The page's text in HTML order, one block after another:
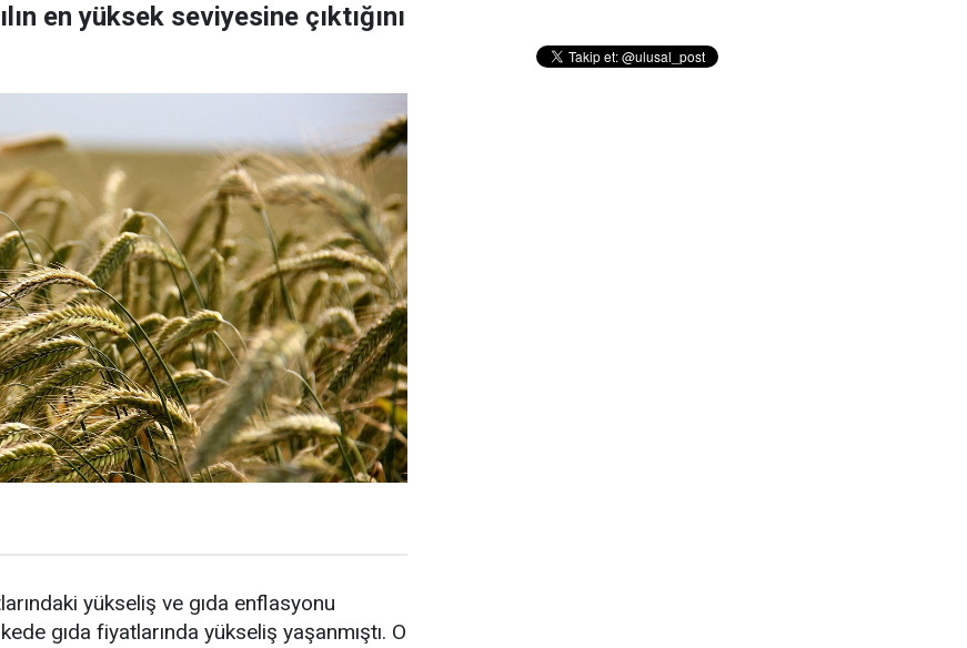
en yüksek seviyesine çıktığını
yükseliş ve gıda enflasyonu
gıda fiyatlarında yükseliş yaşanmıştı. O